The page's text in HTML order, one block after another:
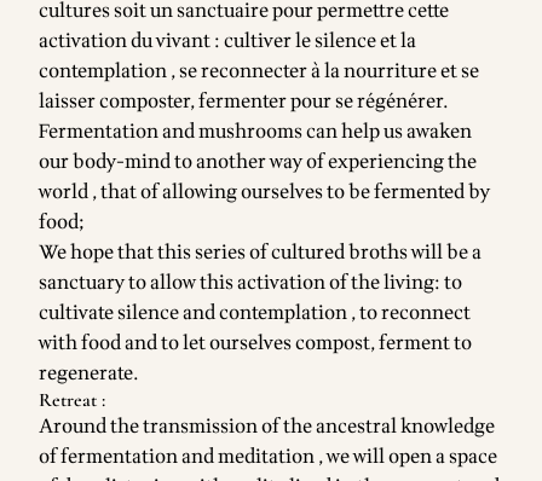
cultures soit un sanctuaire pour permettre cette
activation du vivant : cultiver le silence et la
contemplation , se reconnecter à la nourriture et se
laisser composter, fermenter pour se régénérer.
Fermentation and mushrooms can help us awaken
our body-mind to another way of experiencing the
world , that of allowing ourselves to be fermented by
food;
We hope that this series of cultured broths will be a
sanctuary to allow this activation of the living: to
cultivate silence and contemplation , to reconnect
with food and to let ourselves compost, ferment to
regenerate.
Retreat :
Around the transmission of the ancestral knowledge
of fermentation and meditation , we will open a space